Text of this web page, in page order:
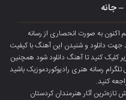
– جانه
اکنون به صورت انحصاری از رسانه
دانلود و شنیدن این آهنگ با کیفیت
های زیر کلیک کنید تا آهنگ دانلود شود همچنین
تلگرام رسانه هنری رادیوکوردموزیک باشید
کنید.
تازەترین آثار هنرمندان کردستان